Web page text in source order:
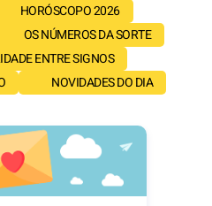
HORÓSCOPO 2026
OS NÚMEROS DA SORTE
ENTRE SIGNOS
NOVIDADES DO DIA